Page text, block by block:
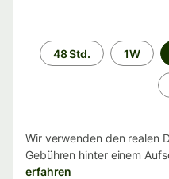
Zeitraum
48 Std. 1W
Wir verwenden den realen
Gebühren hinter einem
erfahren